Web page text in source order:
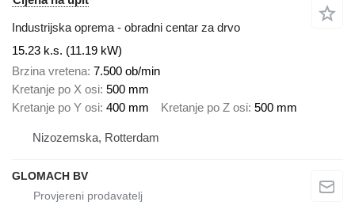
Industrijska oprema - obradni centar za drvo
15.23 k.s. (11.19 kW)
Brzina vretena 7.500 ob/min
Kretanje po X osi 500 mm
Kretanje po Y osi 400 mm Kretanje po Z osi 500 mm
Nizozemska, Rotterdam
GLOMACH BV